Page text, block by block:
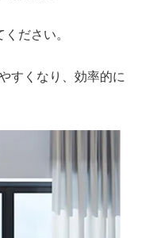
ください。
すくなり、効率的に